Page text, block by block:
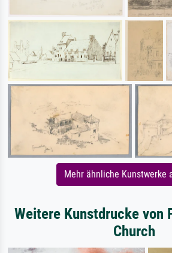
Mehr ähnliche Kunstwerke
Weitere Kunstdrucke von
Church